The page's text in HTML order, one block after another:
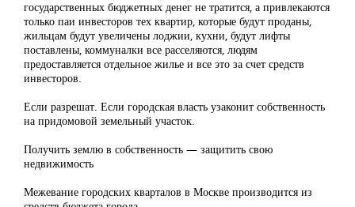
государственных бюджетных денег не тратится, а привлекаются
только паи инвесторов тех квартир, которые будут проданы,
жильцам будут увеличены лоджии, кухни, будут лифты
поставлены, коммуналки все расселяются, людям
предоставляется отдельное жилье и все это за счет средств
инвесторов.
Если разрешат. Если городская власть узаконит собственность
на придомовой земельный участок.
Получить землю в собственность — защитить свою
недвижимость
Межевание городских кварталов в Москве производится из